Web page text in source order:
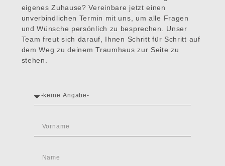
eigenes Zuhause? Vereinbare jetzt einen
unverbindlichen Termin mit uns, um alle Fragen
und Wünsche persönlich zu besprechen. Unser
Team freut sich darauf, Ihnen Schritt für Schritt auf
dem Weg zu deinem Traumhaus zur Seite zu
stehen.